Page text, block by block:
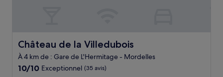
Château de la Villedubois
Château de la Villedubois
À 4 km de : Gare de L'Hermitage - Mordelles
10.0
10/10 Exceptionnel (35 avis)